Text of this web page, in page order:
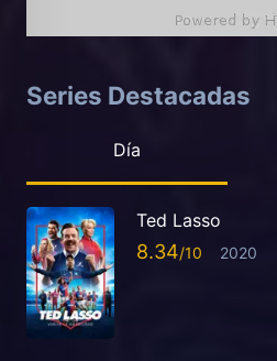
Series Destacadas
Día
Ted Lasso
8.34 2020